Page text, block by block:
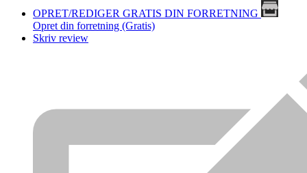
OPRET/REDIGER GRATIS DIN FORRETNING
Opret din forretning (Gratis)
Skriv review